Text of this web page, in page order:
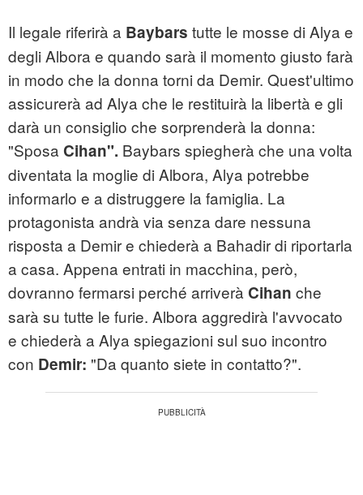
Il legale riferirà a Baybars tutte le mosse di Alya e
degli Albora e quando sarà il momento giusto farà
in modo che la donna torni da Demir. Quest'ultimo
assicurerà ad Alya che le restituirà la libertà e gli
darà un consiglio che sorprenderà la donna:
"Sposa Cihan". Baybars spiegherà che una volta
diventata la moglie di Albora, Alya potrebbe
informarlo e a distruggere la famiglia. La
protagonista andrà via senza dare nessuna
risposta a Demir e chiederà a Bahadir di riportarla
a casa. Appena entrati in macchina, però,
dovranno fermarsi perché arriverà Cihan che
sarà su tutte le furie. Albora aggredirà l'avvocato
e chiederà a Alya spiegazioni sul suo incontro
con Demir: "Da quanto siete in contatto?".